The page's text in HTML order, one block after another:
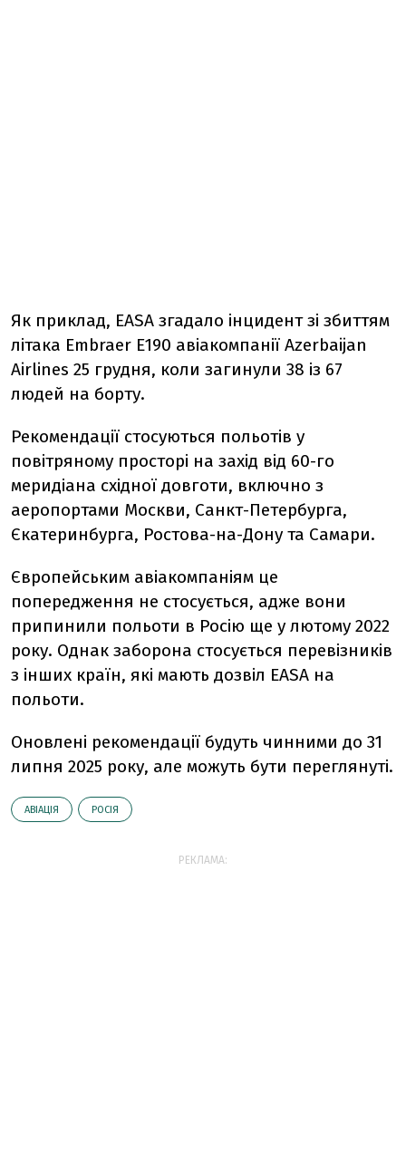
Як приклад, EASA згадало інцидент зі збиттям
літака Embraer E190 авіакомпанії Azerbaijan
Airlines 25 грудня, коли загинули 38 із 67
людей на борту.
Рекомендації стосуються польотів у
повітряному просторі на захід від 60-го
меридіана східної довготи, включно з
аеропортами Москви, Санкт-Петербурга,
Єкатеринбурга, Ростова-на-Дону та Самари.
Європейським авіакомпаніям це
попередження не стосується, адже вони
припинили польоти в Росію ще у лютому 2022
року. Однак заборона стосується перевізників
з інших країн, які мають дозвіл EASA на
польоти.
Оновлені рекомендації будуть чинними до 31
липня 2025 року, але можуть бути переглянуті.
АВІАЦІЯ РОСІЯ
РЕКЛАМА: